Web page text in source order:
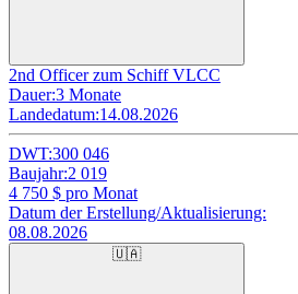
2nd Officer zum Schiff VLCC
Dauer:3 Monate
Landedatum:14.08.2026
DWT:300 046
Baujahr:2 019
4 750 $ pro Monat
Datum der Erstellung/Aktualisierung:
08.08.2026
🇺🇦